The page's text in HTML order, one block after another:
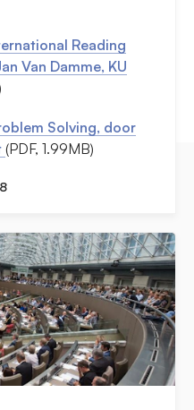
Reading
Van Damme, KU
Solving, door
(PDF, 1.99MB)